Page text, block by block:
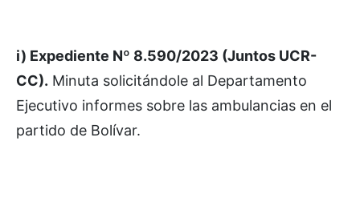
i) Expediente Nº 8.590/2023 (Juntos UCR-
CC). Minuta solicitándole al Departamento
Ejecutivo informes sobre las ambulancias en el
partido de Bolívar.